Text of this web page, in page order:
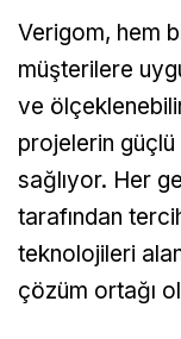
Verigom, hem
müşterilere
ve
projelerin güçlü
sağlıyor. Her
tarafından
teknolojileri
çözüm ortağı